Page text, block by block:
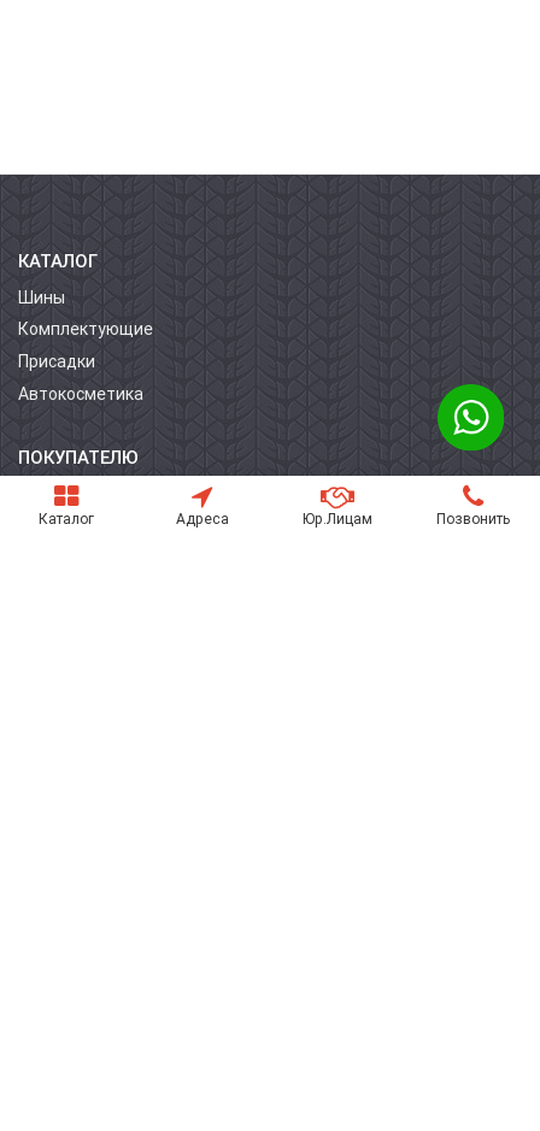
КАТАЛОГ
Шины
Комплектующие
Присадки
Автокосметика
ПОКУПАТЕЛЮ
О компании
Контакты
Каталог Адреса Юр.Лицам Позвонить